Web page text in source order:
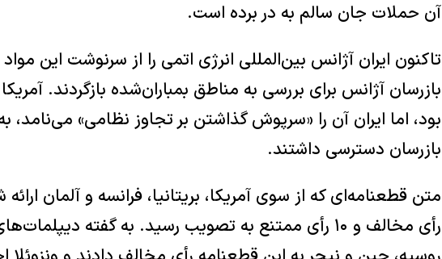
آن حملات جان سالم به در برده است.
تاکنون ایران آژانس بین‌المللی انرژی اتمی را از سرنوشت این
بازرسان آژانس برای بررسی به مناطق بمباران‌شده بازگردند.
بود، اما ایران آن را «سرپوش گذاشتن بر تجاوز نظامی»
بازرسان دسترسی داشتند.
رأی مخالف و ۱۰ رأی ممتنع به تصویب رسید. به گفته